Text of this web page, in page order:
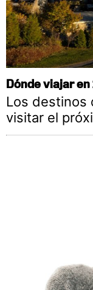
Dónde viajar en
Los destinos
visitar el